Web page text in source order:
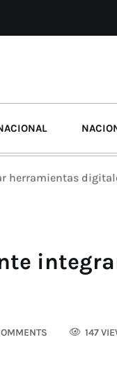
herramientas
147